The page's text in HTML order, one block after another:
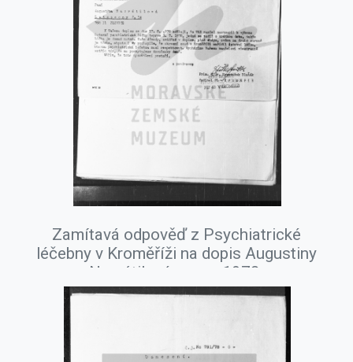
Zamítavá odpověď z Psychiatrické
léčebny v Kroměříži na dopis Augustiny
Navrátilové, srpen 1978.